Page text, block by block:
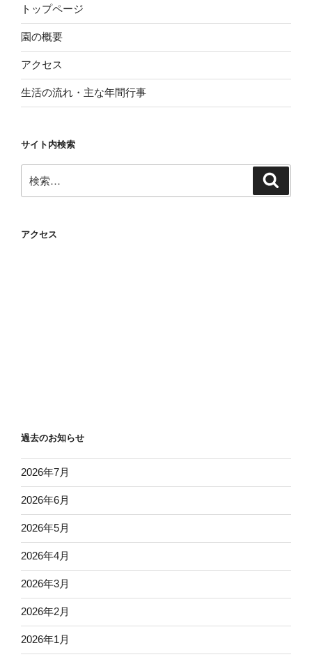
トップページ
園の概要
アクセス
生活の流れ・主な年間行事
サイト内検索
索:
アクセス
過去のお知らせ
2026年7月
2026年6月
2026年5月
2026年4月
2026年3月
2026年2月
2026年1月